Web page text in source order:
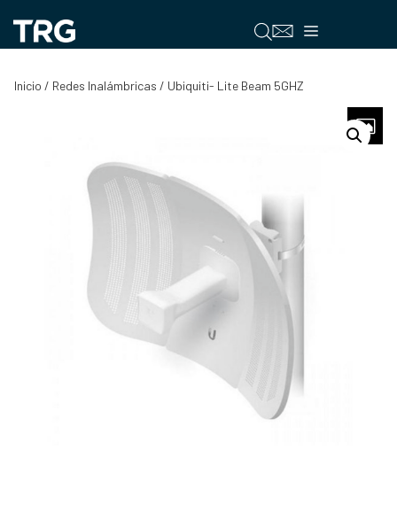
contenido
Menú
Inicio / Redes Inalámbricas / Ubiquiti- Lite Beam 5GHZ